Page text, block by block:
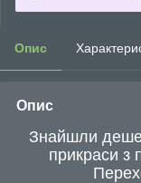
Опис
Опис
Знайшли
прикраси з